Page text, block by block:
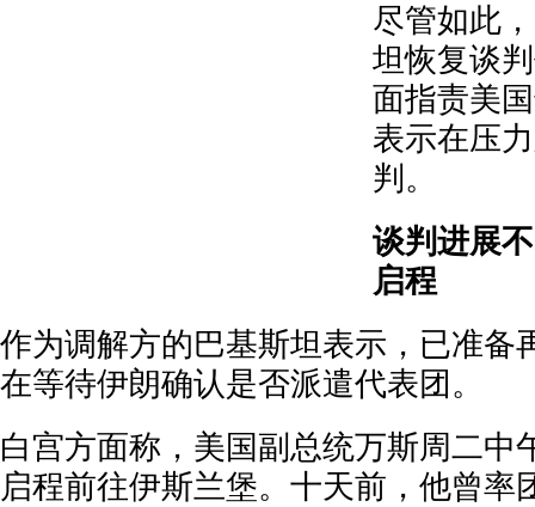
尽管如此
坦恢复谈
面指责美
表示在压
判。
谈判进展
启程
作为调解方的巴基斯坦表示，已准备
在等待伊朗确认是否派遣代表团。
白宫方面称，美国副总统万斯周二中
启程前往伊斯兰堡。十天前，他曾率